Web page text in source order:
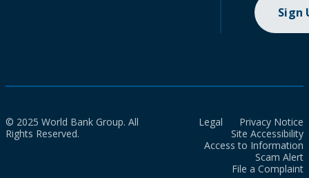
Sign
© 2025 World Bank Group. All
Rights Reserved.
Legal
Privacy Notice
Site Accessibility
Access to Information
Scam Alert
File a Complaint